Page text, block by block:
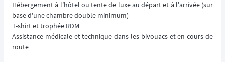
Hébergement à l’hôtel ou tente de luxe au départ et à l'arrivée (sur
base d'une chambre double minimum)
T-shirt et trophée RDM
Assistance médicale et technique dans les bivouacs et en cours de
route